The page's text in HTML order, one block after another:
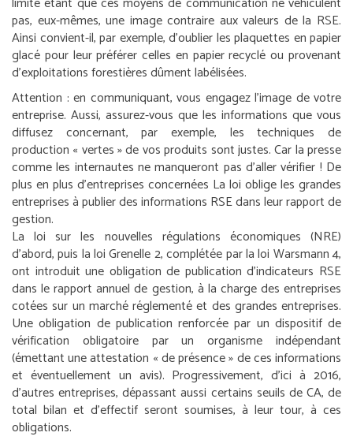
pas, eux-mêmes, une image contraire aux valeurs de la RSE.
Ainsi convient-il, par exemple, d’oublier les plaquettes en papier
glacé pour leur préférer celles en papier recyclé ou provenant
d’exploitations forestières dûment labélisées.
Attention : en communiquant, vous engagez l’image de votre
entreprise. Aussi, assurez-vous que les informations que vous
diffusez concernant, par exemple, les techniques de
production « vertes » de vos produits sont justes. Car la presse
comme les internautes ne manqueront pas d’aller vérifier ! De
plus en plus d’entreprises concernées La loi oblige les grandes
entreprises à publier des informations RSE dans leur rapport de
gestion.
La loi sur les nouvelles régulations économiques (NRE)
d’abord, puis la loi Grenelle 2, complétée par la loi Warsmann 4,
ont introduit une obligation de publication d’indicateurs RSE
dans le rapport annuel de gestion, à la charge des entreprises
cotées sur un marché réglementé et des grandes entreprises.
Une obligation de publication renforcée par un dispositif de
vérification obligatoire par un organisme indépendant
(émettant une attestation « de présence » de ces informations
et éventuellement un avis). Progressivement, d’ici à 2016,
d’autres entreprises, dépassant aussi certains seuils de CA, de
total bilan et d’effectif seront soumises, à leur tour, à ces
obligations.